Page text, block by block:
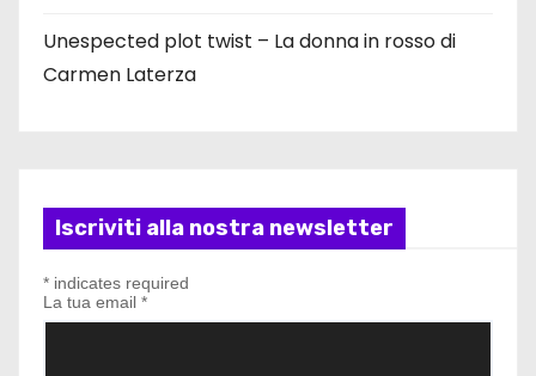
Unespected plot twist – La donna in rosso di
Carmen Laterza
Iscriviti alla nostra newsletter
* indicates required
La tua email *